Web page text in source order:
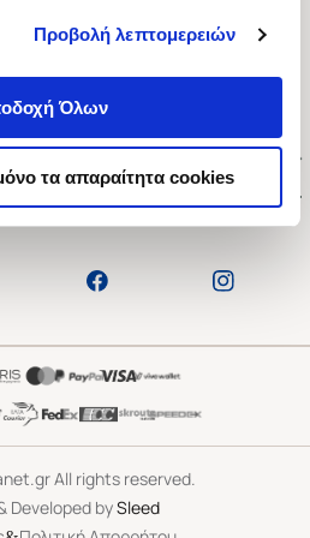
Προβολή λεπτομερειών
Όλων
τα απαραίτητα cookies
1-3, Αθήνα 106 79
09:00-21:00
All rights reserved.
Developed bySleed